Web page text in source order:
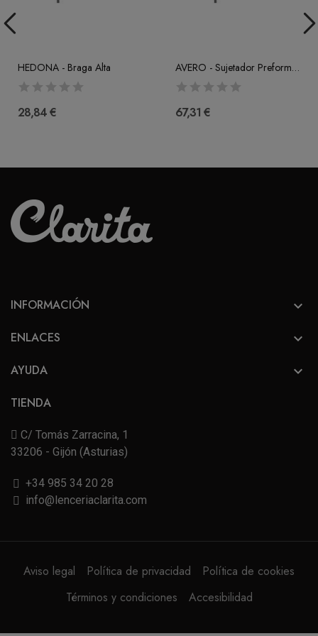
HEDONA - Braga Alta
28,84 €
AVERO - Sujetador Preformado Push-Up (A-B-C)
67,31 €
INFORMACIÓN 
ENLACES 
AYUDA 
TIENDA
C/ Tomás Zarracina, 1
33206 - Gijón (Asturias)
+34 985 34 20 28
info@lenceriaclarita.com
Aviso legal Política de privacidad
Política de cookies
Términos y condiciones
Accesibilidad